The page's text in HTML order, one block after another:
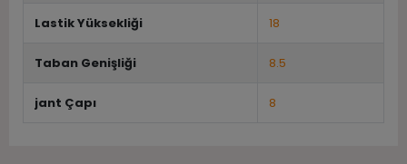
Lastik Yüksekliği 18
Taban Genişliği 8.5
jant Çapı 8